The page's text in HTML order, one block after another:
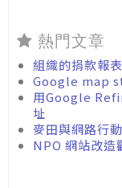
熱門文章
組織的捐款報
Google map
用Google
址
麥田與網路行動
NPO 網站改造